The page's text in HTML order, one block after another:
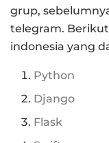
grup,
telegram.
indonesia yang
Python
Django
Flask